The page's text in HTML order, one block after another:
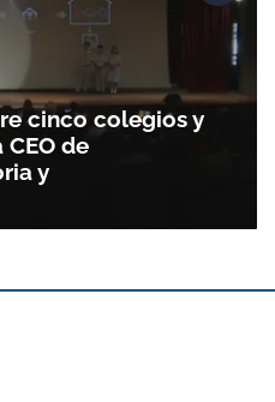
ACEPTAR
cinco colegios y
de
y